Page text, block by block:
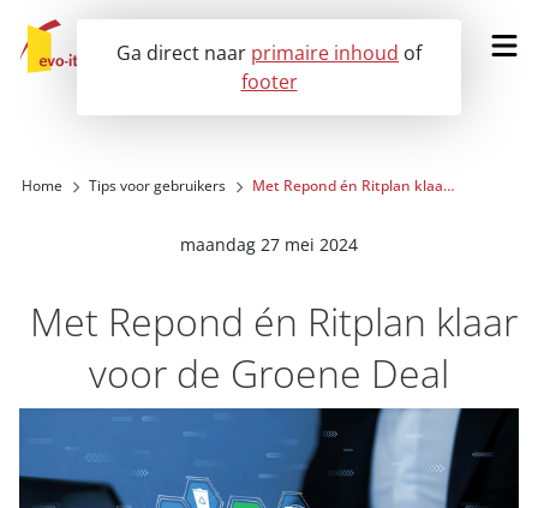
Ga direct naar primaire inhoud of
footer
Onze oplossingen
Voor wie?
Klantervaringen
Over ons
Home Tips voor gebruikers Met Repond én Ritplan klaar voor de Groene Deal
maandag 27 mei 2024
Met Repond én Ritplan klaar
voor de Groene Deal